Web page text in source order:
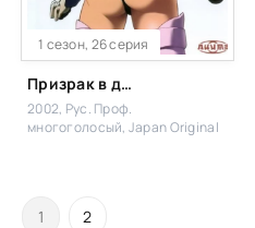
1 сезон, 26 серия
Призрак в доспехах: Синдром одиночки
2002, Рус. Проф.
многоголосый, Japan Original
1 2